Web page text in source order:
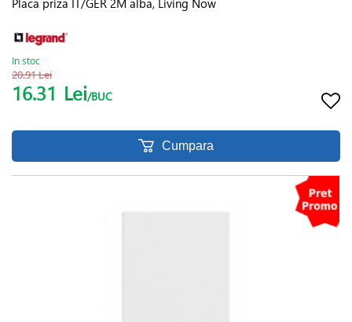
Placa priza IT/GER 2M alba, Living Now
In stoc
20.91 Lei
16.31 Lei/BUC
Cumpara